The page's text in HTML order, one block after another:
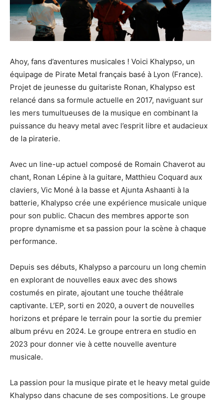
Ahoy, fans d’aventures musicales ! Voici Khalypso, un
équipage de Pirate Metal français basé à Lyon (France).
Projet de jeunesse du guitariste Ronan, Khalypso est
relancé dans sa formule actuelle en 2017, naviguant sur
les mers tumultueuses de la musique en combinant la
puissance du heavy metal avec l’esprit libre et audacieux
de la piraterie.
Avec un line-up actuel composé de Romain Chaverot au
chant, Ronan Lépine à la guitare, Matthieu Coquard aux
claviers, Vic Moné à la basse et Ajunta Ashaanti à la
batterie, Khalypso crée une expérience musicale unique
pour son public. Chacun des membres apporte son
propre dynamisme et sa passion pour la scène à chaque
performance.
Depuis ses débuts, Khalypso a parcouru un long chemin
en explorant de nouvelles eaux avec des shows
costumés en pirate, ajoutant une touche théâtrale
captivante. L’EP, sorti en 2020, a ouvert de nouvelles
horizons et prépare le terrain pour la sortie du premier
album prévu en 2024. Le groupe entrera en studio en
2023 pour donner vie à cette nouvelle aventure
musicale.
La passion pour la musique pirate et le heavy metal guide
Khalypso dans chacune de ses compositions. Le groupe